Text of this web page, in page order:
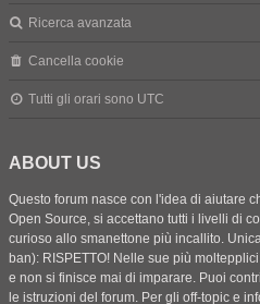
Ricerca avanzata
Cancella cookie
Tutti gli orari sono UTC
ABOUT US
Questo forum nasce con l'idea di aiutare
Open Source, si accettano tutti i livelli di
curioso allo smanettone più incallito.
ban): RISPETTO! Nelle sue più
e non si finisce mai di imparare. Puoi
le istruzioni del forum. Per gli off-topic e